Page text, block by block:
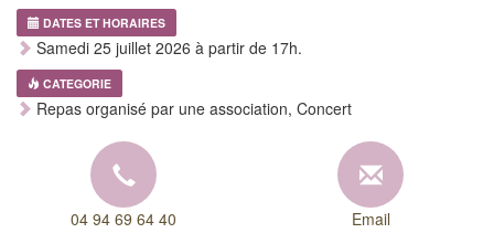
DATES ET HORAIRES
Samedi 25 juillet 2026 à partir de 17h.
CATEGORIE
Repas organisé par une association, Concert
04 94 69 64 40 Email